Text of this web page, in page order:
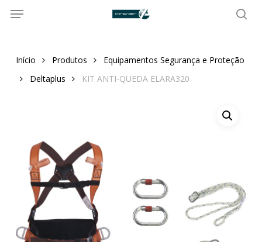
Menu
Início Produtos
Equipamentos Segurança e Proteção
Deltaplus
KIT ANTI-QUEDA ELARA320